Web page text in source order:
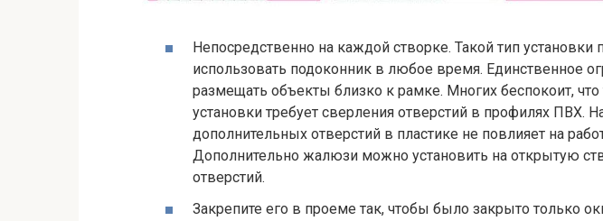
Непосредственно на каждой створке. Такой тип установки
использовать подоконник в любое время. Единственное
размещать объекты близко к рамке. Многих беспокоит, что
установки требует сверления отверстий в профилях ПВХ.
дополнительных отверстий в пластике не повлияет на
Дополнительно жалюзи можно установить на открытую
отверстий.
Закрепите его в проеме так, чтобы было закрыто только